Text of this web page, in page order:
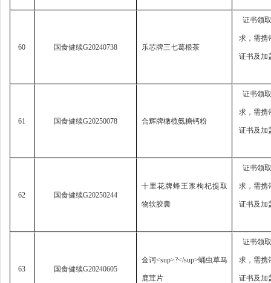
60 国食健续G20240738 乐芯牌三七葛根茶
证书领
求， 需携
证书及加
61 国食健续G20250078 合辉牌橄榄氨糖钙粉
证书领
求， 需携
证书及加
62 国食健续G20250244
十里花牌蜂王浆枸杞提取
物软胶囊
证书领
求， 需携
证书及加
63 国食健续G20240605
金诃<sup>?</sup>蛹虫草马
鹿茸片
证书领
求， 需携
证书及加